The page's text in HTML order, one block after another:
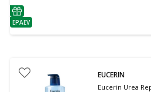
nõuanne
EPAEV
nõuanne
EUCERIN
Eucerin Urea